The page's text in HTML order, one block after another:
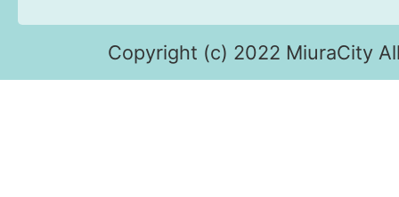
Copyright (c) 2022 MiuraCity